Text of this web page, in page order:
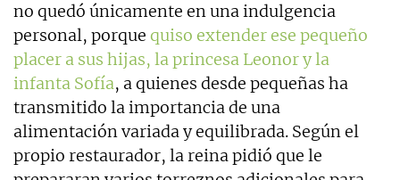
no quedó únicamente en una indulgencia
personal, porque quiso extender ese pequeño
placer a sus hijas, la princesa Leonor y la
infanta Sofía, a quienes desde pequeñas ha
transmitido la importancia de una
alimentación variada y equilibrada. Según el
propio restaurador, la reina pidió que le